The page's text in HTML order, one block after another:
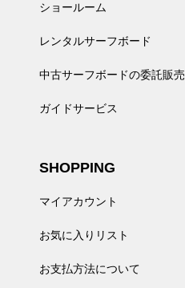
ショールーム
レンタルサーフボード
中古サーフボードの委託販売
ガイドサービス
SHOPPING
マイアカウント
お気に入りリスト
お支払方法について